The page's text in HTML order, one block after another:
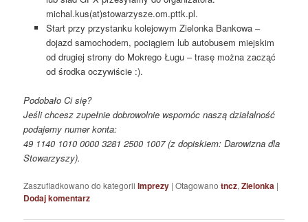
michal.kus(at)stowarzysze.om.pttk.pl.
Start przy przystanku kolejowym Zielonka Bankowa –
dojazd samochodem, pociągiem lub autobusem miejskim
od drugiej strony do Mokrego Ługu – trasę można zacząć
od środka oczywiście :).
Podobało Ci się?
Jeśli chcesz zupełnie dobrowolnie wspomóc naszą działalność
podajemy numer konta:
49 1140 1010 0000 3281 2500 1007 (z dopiskiem: Darowizna dla
Stowarzyszy).
Zaszufladkowano do kategorii Imprezy |Otagowano tncz,Zielonka |
Dodaj komentarz